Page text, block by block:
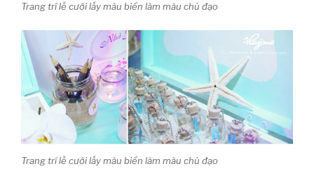
Trang trí lễ cưới lấy màu biển làm màu chủ đạo
Trang trí lễ cưới lấy màu biển làm màu chủ đạo